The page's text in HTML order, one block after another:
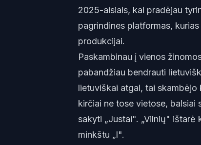
2025-aisiais, kai pradėjau
pagrindines platformas,
produkcijai.
Paskambinau į vienos
pabandžiau bendrauti
lietuviškai atgal, tai
kirčiai ne tose vietose, balsiai
sakyti „Justai". „Vilnių" ištarė
minkštu „l".